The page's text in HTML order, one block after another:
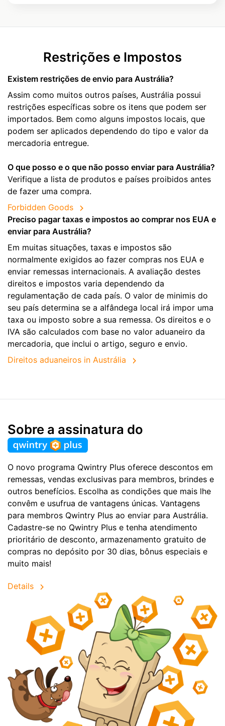
Restrições e Impostos
Existem restrições de envio para Austrália?
Assim como muitos outros países, Austrália possui
restrições específicas sobre os itens que podem ser
importados. Bem como alguns impostos locais, que
podem ser aplicados dependendo do tipo e valor da
mercadoria entregue.
O que posso e o que não posso enviar para Austrália?
Verifique a lista de produtos e países proibidos antes
de fazer uma compra.
Forbidden Goods
Preciso pagar taxas e impostos ao comprar nos EUA e
enviar para Austrália?
Em muitas situações, taxas e impostos são
normalmente exigidos ao fazer compras nos EUA e
enviar remessas internacionais. A avaliação destes
direitos e impostos varia dependendo da
regulamentação de cada país. O valor de minimis do
seu país determina se a alfândega local irá impor uma
taxa ou imposto sobre a sua remessa. Os direitos e o
IVA são calculados com base no valor aduaneiro da
mercadoria, que inclui o artigo, seguro e envio.
Direitos aduaneiros in Austrália
Sobre a assinatura do
O novo programa Qwintry Plus oferece descontos em
remessas, vendas exclusivas para membros, brindes e
outros benefícios. Escolha as condições que mais lhe
convêm e usufrua de vantagens únicas. Vantagens
para membros Qwintry Plus ao enviar para Austrália.
Cadastre-se no Qwintry Plus e tenha atendimento
prioritário de desconto, armazenamento gratuito de
compras no depósito por 30 dias, bônus especiais e
muito mais!
Details